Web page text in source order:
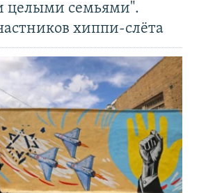
целыми семьями".
хиппи-слёта